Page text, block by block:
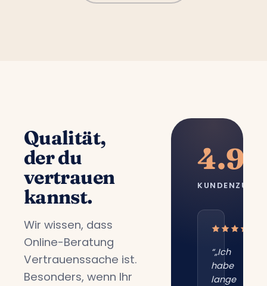
Qualität,
der du
vertrauen
kannst.
Wir wissen, dass
Online-Beratung
Vertrauenssache ist.
Besonders, wenn Ihr
4.9/
“„Ich
habe
lange